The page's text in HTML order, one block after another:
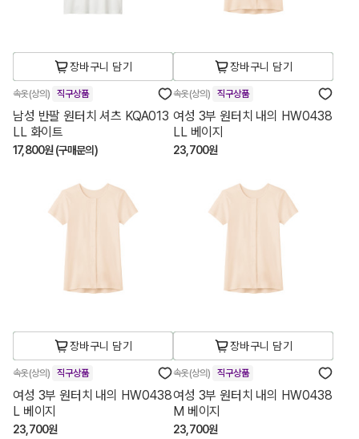
장바구니 담기
속옷(상의) 직구상품
남성 반팔 원터치 셔츠 KQA013
LL 화이트
17,800원 (구매문의)
장바구니 담기
속옷(상의) 직구상품
여성 3부 원터치 내의 HW0438
LL 베이지
23,700원
장바구니 담기
속옷(상의) 직구상품
여성 3부 원터치 내의 HW0438
L 베이지
23,700원
장바구니 담기
속옷(상의) 직구상품
여성 3부 원터치 내의 HW0438
M 베이지
23,700원